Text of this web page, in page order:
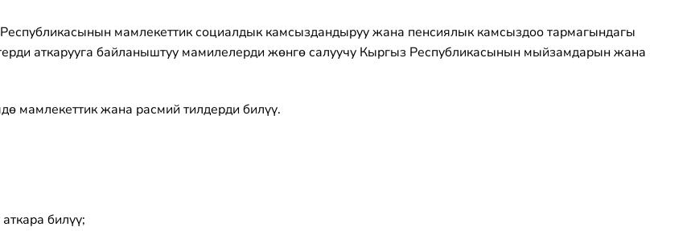
мамлекеттик социалдык камсыздандыруу жана пенсиялык камсыздоо тармагындагы
аткарууга байланыштуу мамилелерди жөнгө салуучу Кыргыз Республикасынын мыйзамдарын жана
мамлекеттик жана расмий тилдерди билүү.
билүү;